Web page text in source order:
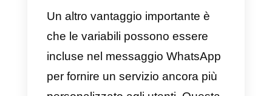
integrazione consentirà la
sincronizzazione automatica dei
contatti generati in Tally con